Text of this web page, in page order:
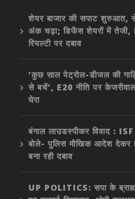
शेयर बाजार की सपाट शुरुआत,
अंक चढ़ा; डिफेंस शेयरों में
रियल्टी पर दबाव
‘कुछ साल पेट्रोल-डीजल की
से बचें’, E20 नीति पर
घेरा
बंगाल लाउडस्पीकर विवाद :
बोले- पुलिस मौखिक आदेश देकर
बना रही दबाव
UP POLITICS: सपा के